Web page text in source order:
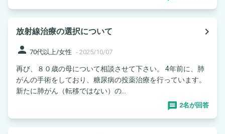
放射線治療の選択について
navigate_next
person 70代以上/女性 - 2025/10/07
再び、８０歳の母について相談させて下さい。 4年前に、肺
がんの手術をしており、糖尿病の投薬治療を行っています。
新たに肺がん（転移ではない）の...
2名が回答